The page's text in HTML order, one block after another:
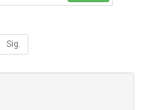
Sig.